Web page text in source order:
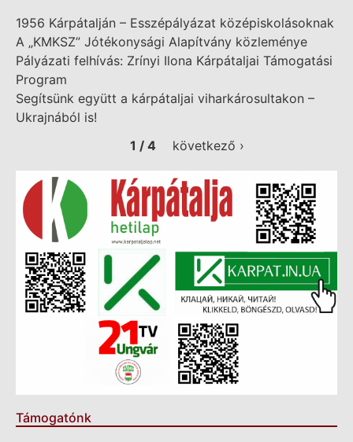
1956 Kárpátalján – Esszépályázat középiskolásoknak
A „KMKSZ” Jótékonysági Alapítvány közleménye
Pályázati felhívás: Zrínyi Ilona Kárpátaljai Támogatási
Program
Segítsünk együtt a kárpátaljai viharkárosultakon –
Ukrajnából is!
1 / 4
következő ›
Támogatónk